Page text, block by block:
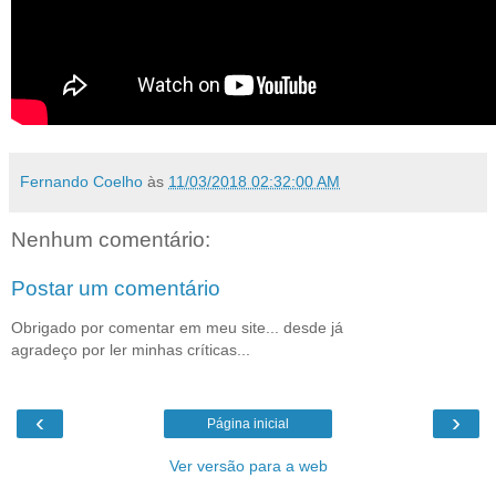
Fernando Coelho às 11/03/2018 02:32:00 AM
Nenhum comentário:
Postar um comentário
Obrigado por comentar em meu site... desde já
agradeço por ler minhas críticas...
‹ ›
Página inicial
Ver versão para a web